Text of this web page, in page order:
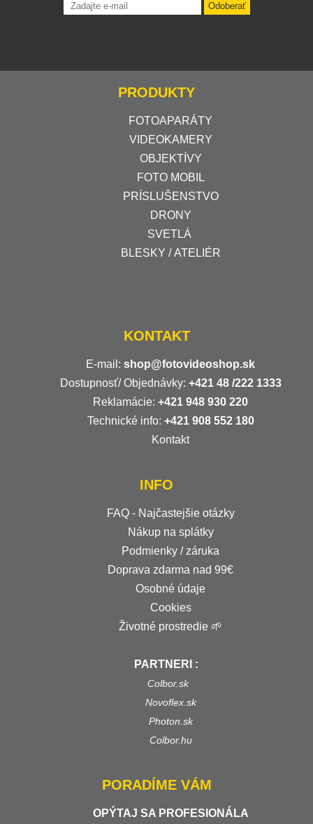
Odoberať
PRODUKTY
FOTOAPARÁTY
VIDEOKAMERY
OBJEKTÍVY
FOTO MOBIL
PRÍSLUŠENSTVO
DRONY
SVETLÁ
BLESKY / ATELIÉR
KONTAKT
E-mail: shop@fotovideoshop.sk
Dostupnosť/ Objednávky: +421 48 /222 1333
Reklamácie: +421 948 930 220
Technické info: +421 908 552 180
Kontakt
INFO
FAQ - Najčastejšie otázky
Nákup na splátky
Podmienky / záruka
Doprava zdarma nad 99€
Osobné údaje
Cookies
Životné prostredie 🌱
PARTNERI :
Colbor.sk
Novoflex.sk
Photon.sk
Colbor.hu
PORADÍME VÁM
OPÝTAJ SA PROFESIONÁLA